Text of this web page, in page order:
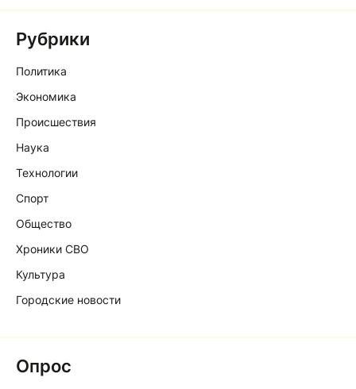
Рубрики
Политика
Экономика
Происшествия
Наука
Технологии
Спорт
Общество
Хроники СВО
Культура
Городские новости
Опрос